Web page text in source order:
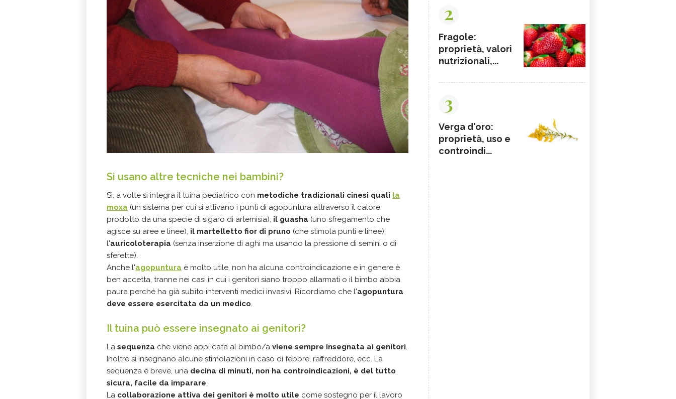
Si usano altre tecniche nei bambini?
Sì, a volte si integra il tuina pediatrico con metodiche tradizionali cinesi quali la
moxa (un sistema per cui si attivano i punti di agopuntura attraverso il calore
prodotto da una specie di sigaro di artemisia), il guasha (uno sfregamento che
agisce su aree e linee), il martelletto fior di pruno (che stimola punti e linee),
l'auricoloterapia (senza inserzione di aghi ma usando la pressione di semini o di
sferette).
Anche l'agopuntura è molto utile, non ha alcuna controindicazione e in genere è
ben accetta, tranne nei casi in cui i genitori siano troppo allarmati o il bimbo abbia
paura perché ha già subito interventi medici invasivi. Ricordiamo che l'agopuntura
deve essere esercitata da un medico.
Il tuina può essere insegnato ai genitori?
La sequenza che viene applicata al bimbo/a viene sempre insegnata ai genitori.
Inoltre si insegnano alcune stimolazioni in caso di febbre, raffreddore, ecc. La
sequenza è breve, una decina di minuti, non ha controindicazioni, è del tutto
sicura, facile da imparare.
La collaborazione attiva dei genitori è molto utile come sostegno per il lavoro
2
Fragole:
proprietà, valori
nutrizionali,...
3
Verga d'oro:
proprietà, uso e
controindi...